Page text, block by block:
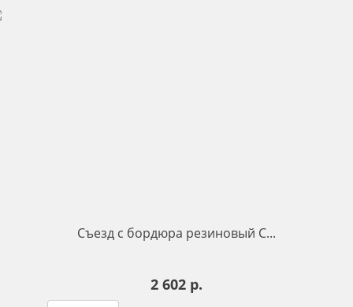
Съезд с бордюра резиновый С...
2 602 р.